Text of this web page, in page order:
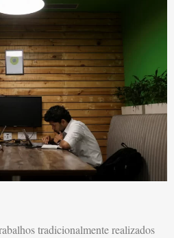
tradicionalmente realizados